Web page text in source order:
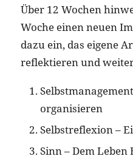
Über 12 Wochen
Woche einen neuen
dazu ein, das eigene
reflektieren und
organisieren
Selbstreflexion –
Sinn – Dem Leben